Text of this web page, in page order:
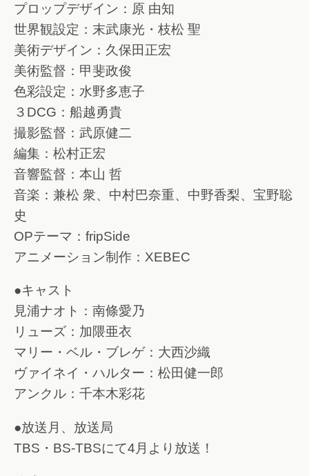
プロップデザイン：原 由知
世界観設定：末武康光・枝松 聖
美術デザイン：久保田正宏
美術監督：甲斐政俊
色彩設定：水野多恵子
３DCG：船越勇貴
撮影監督：武原健二
編集：松村正宏
音響監督：本山 哲
音楽：兼松 衆、中村巴奈重、中野香梨、宝野聡
史
OPテーマ：fripSide
アニメーション制作：XEBEC
●キャスト
見浦ナオト：南條愛乃
リューズ：加隈亜衣
マリー・ベル・ブレゲ：大西沙織
ヴァイネイ・ハルター：松田健一郎
アンクル：千本木彩花
●放送月、放送局
TBS・BS-TBSにて4月より放送！